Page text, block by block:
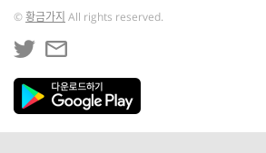
©황금가지 All rights reserved.